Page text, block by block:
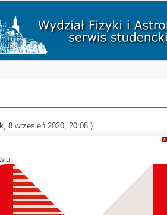
8 wrzesień 2020, 20:08 )